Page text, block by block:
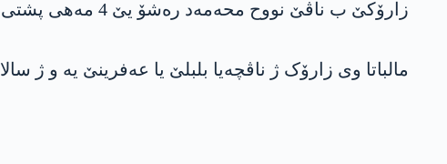
زارۆکێ ب ناڤێ نووح محەمەد رەشۆ یێ 4 مەهی پشتی کو مالباتا وی ژ هەرێما شەهبایێ کۆچبەری تەبقایێ بوو ئیرۆ ژ بەر سەرمایێ جانێ خوە ژ دەست دا.
مالباتا وی زارۆک ژ ناڤچەیا بلبلێ یا عه‌فرینێ یە و ژ سالا 2018ان داگیرکرنا عه‌فرینێ ڤە کۆچبەری هەرێما شەهبایێ بووبوو.